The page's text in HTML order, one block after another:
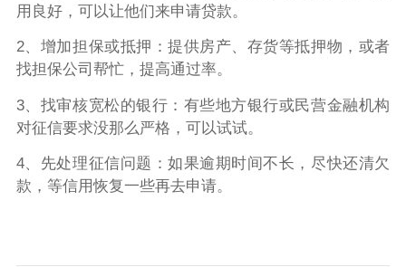
用良好，可以让他们来申请贷款。
2、增加担保或抵押：提供房产、存货等抵押物，或者
找担保公司帮忙，提高通过率。
3、找审核宽松的银行：有些地方银行或民营金融机构
对征信要求没那么严格，可以试试。
4、先处理征信问题：如果逾期时间不长，尽快还清欠
款，等信用恢复一些再去申请。